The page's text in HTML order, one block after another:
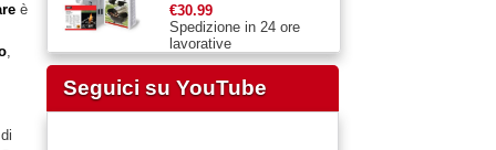
è
,
€30.99
Spedizione in 24 ore
lavorative
Seguici su YouTube